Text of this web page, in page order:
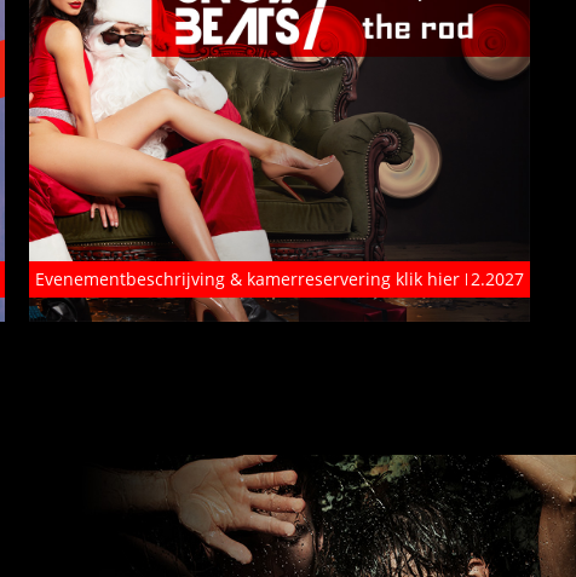
09. - 12.12.2027
Evenementbeschrijving & kamerreservering klik hier
Next